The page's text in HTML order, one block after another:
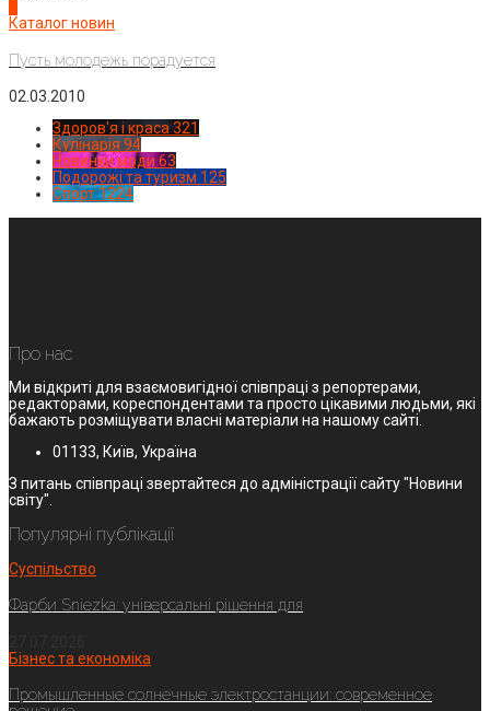
Каталог новин
Пусть молодежь порадуется
02.03.2010
Здоров'я і краса 321
Кулінарія 94
Новинки моди 63
Подорожі та туризм 125
Спорт1224
Про нас
Ми відкриті для взаємовигідної співпраці з репортерами,
редакторами, кореспондентами та просто цікавими людьми, які
бажають розміщувати власні матеріали на нашому сайті.
01133, Київ, Україна
З питань співпраці звертайтеся до адміністрації сайту "Новини
світу".
Популярні публікації
Суспільство
Фарби Sniezka: універсальні рішення для
Бізнес та економіка
Промышленные солнечные электростанции: современное